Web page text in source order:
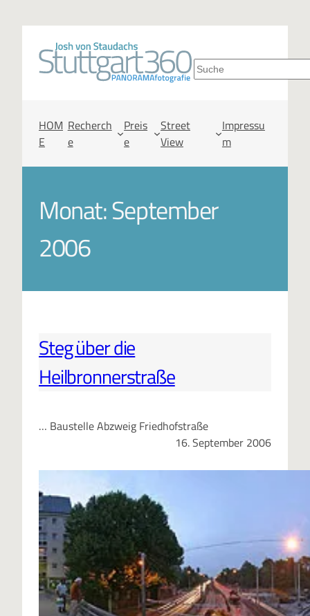
S
h
n
HOM
E
Recherch
e
Preis
e
Street
View
Impressu
m
Monat:September
2006
Steg über die
Heilbronnerstraße
… Baustelle Abzweig Friedhofstraße
16. September 2006